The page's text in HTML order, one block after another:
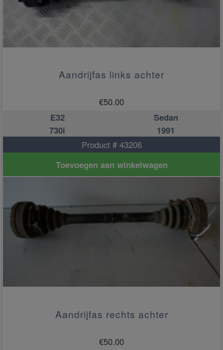
Aandrijfas links achter
€50.00
E32
Sedan
730i
1991
Product # 43206
Toevoegen aan winkelwagen
Aandrijfas rechts achter
€50.00